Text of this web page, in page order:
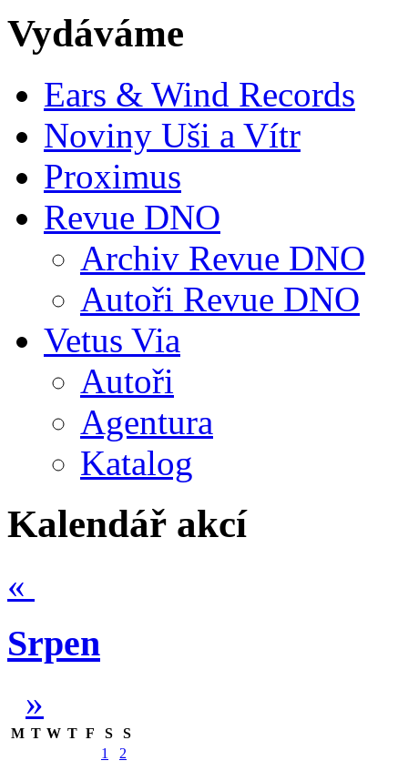
Vydáváme
Ears & Wind Records
Noviny Uši a Vítr
Proximus
Revue DNO
Archiv Revue DNO
Autoři Revue DNO
Vetus Via
Autoři
Agentura
Katalog
Kalendář akcí
«
Srpen
»
M T W T F S
S
1
2